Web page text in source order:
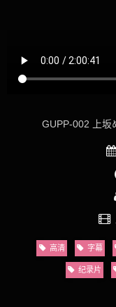
GUPP-002 上坂
高清 字幕
纪录片